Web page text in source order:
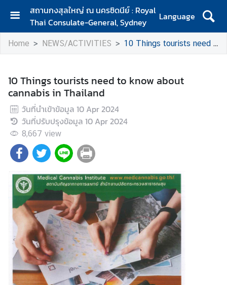
สถานกงสุลใหญ่ ณ นครซิดนีย์ : Royal
Thai Consulate-General, Sydney
Language
H
O
C
O
N
S
U
L
A
R
S
E
R
I
C
E
S
Home NEWS/ACTIVITIES 10 Things tourists need to know about cannabis in Thailand
10 Things tourists need to know about
cannabis in Thailand
วันที่นำเข้าข้อมูล 10 Apr 2024
วันที่ปรับปรุงข้อมูล 10 Apr 2024
8,667 view